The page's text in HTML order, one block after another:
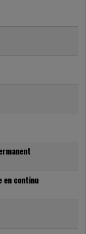
en continu